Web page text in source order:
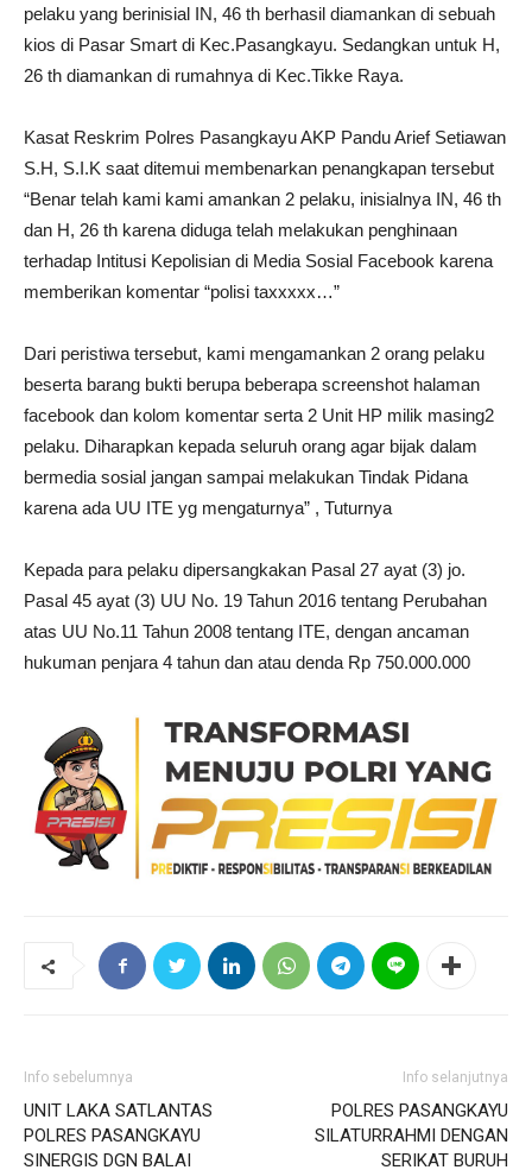
pelaku yang berinisial IN, 46 th berhasil diamankan di sebuah
kios di Pasar Smart di Kec.Pasangkayu. Sedangkan untuk H,
26 th diamankan di rumahnya di Kec.Tikke Raya.
Kasat Reskrim Polres Pasangkayu AKP Pandu Arief Setiawan
S.H, S.I.K saat ditemui membenarkan penangkapan tersebut
“Benar telah kami kami amankan 2 pelaku, inisialnya IN, 46 th
dan H, 26 th karena diduga telah melakukan penghinaan
terhadap Intitusi Kepolisian di Media Sosial Facebook karena
memberikan komentar “polisi taxxxxx…”
Dari peristiwa tersebut, kami mengamankan 2 orang pelaku
beserta barang bukti berupa beberapa screenshot halaman
facebook dan kolom komentar serta 2 Unit HP milik masing2
pelaku. Diharapkan kepada seluruh orang agar bijak dalam
bermedia sosial jangan sampai melakukan Tindak Pidana
karena ada UU ITE yg mengaturnya” , Tuturnya
Kepada para pelaku dipersangkakan Pasal 27 ayat (3) jo.
Pasal 45 ayat (3) UU No. 19 Tahun 2016 tentang Perubahan
atas UU No.11 Tahun 2008 tentang ITE, dengan ancaman
hukuman penjara 4 tahun dan atau denda Rp 750.000.000
Info sebelumnya
UNIT LAKA SATLANTAS
POLRES PASANGKAYU
SINERGIS DGN BALAI
Info selanjutnya
POLRES PASANGKAYU
SILATURRAHMI DENGAN
SERIKAT BURUH